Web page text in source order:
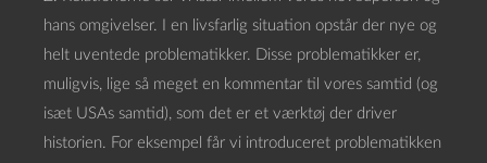
hans omgivelser. I en livsfarlig situation opstår der nye og
helt uventede problematikker. Disse problematikker er,
muligvis, lige så meget en kommentar til vores samtid (og
isæt USAs samtid), som det er et værktøj der driver
historien. For eksempel får vi introduceret problematikken